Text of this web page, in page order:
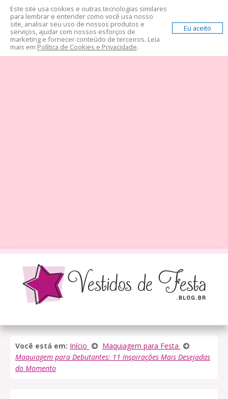
Você está em: Início
Maquiagem para Festa
Maquiagem para Debutantes: 11 Inspirações Mais Desejadas
do Momento
Este site usa cookies e outras tecnologias similares
para lembrar e entender como você usa nosso
site, analisar seu uso de nossos produtos e
serviços, ajudar com nossos esforços de
marketing e fornecer conteúdo de terceiros. Leia
mais em Política de Cookies e Privacidade.
Eu aceito